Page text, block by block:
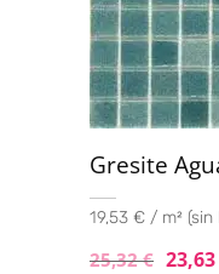
Gresite
19,53 € / m² (sin
25,32€ 23,63